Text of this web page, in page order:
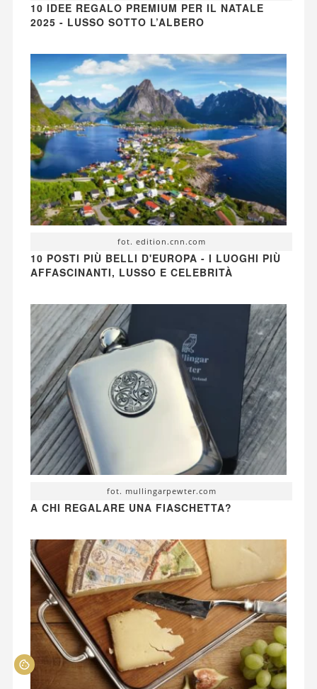
10 IDEE REGALO PREMIUM PER IL NATALE
2025 - LUSSO SOTTO L’ALBERO
fot. edition.cnn.com
10 POSTI PIÙ BELLI D'EUROPA - I LUOGHI PIÙ
AFFASCINANTI, LUSSO E CELEBRITÀ
fot. mullingarpewter.com
A CHI REGALARE UNA FIASCHETTA?